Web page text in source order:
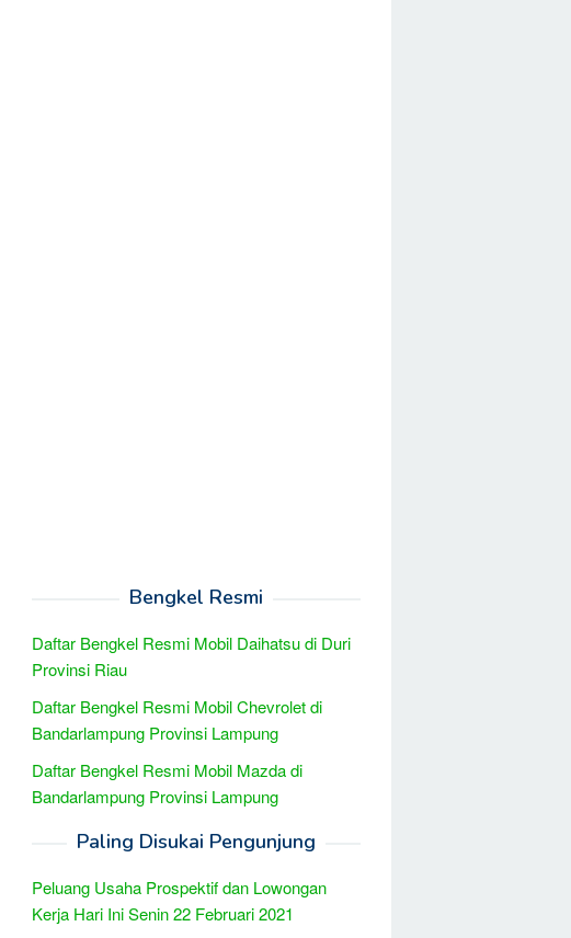
Bengkel Resmi
Daftar Bengkel Resmi Mobil Daihatsu di Duri
Provinsi Riau
Daftar Bengkel Resmi Mobil Chevrolet di
Bandarlampung Provinsi Lampung
Daftar Bengkel Resmi Mobil Mazda di
Bandarlampung Provinsi Lampung
Paling Disukai Pengunjung
Peluang Usaha Prospektif dan Lowongan
Kerja Hari Ini Senin 22 Februari 2021